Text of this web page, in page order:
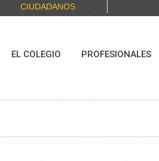
CIUDADANOS
EL COLEGIO PROFESIONALES